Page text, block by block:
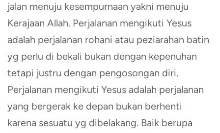
jalan menuju kesempurnaan yakni menuju
Kerajaan Allah. Perjalanan mengikuti Yesus
adalah perjalanan rohani atau peziarahan batin
yg perlu di bekali bukan dengan kepenuhan
tetapi justru dengan pengosongan diri.
Perjalanan mengikuti Yesus adalah perjalanan
yang bergerak ke depan bukan berhenti
karena sesuatu yg dibelakang. Baik berupa